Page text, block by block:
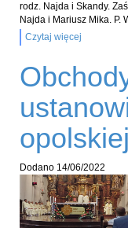
rodz. Najda i Skandy.
Najda i Mariusz Mika. P.
Czytaj więcej
opolskiej
Dodano 14/06/2022